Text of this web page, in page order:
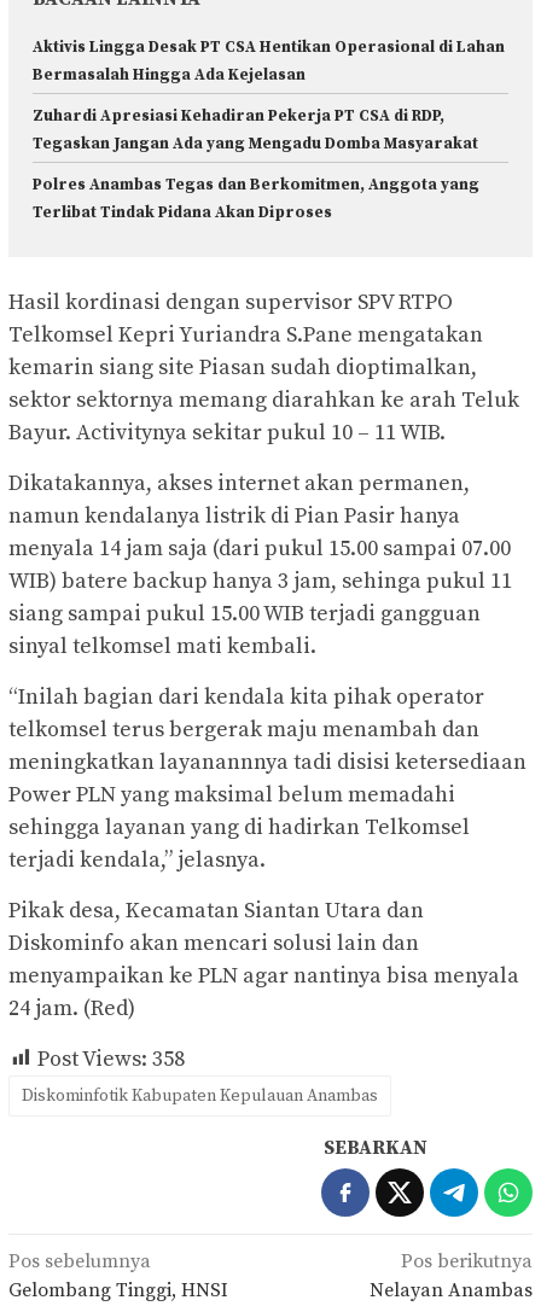
Aktivis Lingga Desak PT CSA Hentikan Operasional di Lahan
Bermasalah Hingga Ada Kejelasan
Zuhardi Apresiasi Kehadiran Pekerja PT CSA di RDP,
Tegaskan Jangan Ada yang Mengadu Domba Masyarakat
Polres Anambas Tegas dan Berkomitmen, Anggota yang
Terlibat Tindak Pidana Akan Diproses
Hasil kordinasi dengan supervisor SPV RTPO
Telkomsel Kepri Yuriandra S.Pane mengatakan
kemarin siang site Piasan sudah dioptimalkan,
sektor sektornya memang diarahkan ke arah Teluk
Bayur. Activitynya sekitar pukul 10 – 11 WIB.
Dikatakannya, akses internet akan permanen,
namun kendalanya listrik di Pian Pasir hanya
menyala 14 jam saja (dari pukul 15.00 sampai 07.00
WIB) batere backup hanya 3 jam, sehinga pukul 11
siang sampai pukul 15.00 WIB terjadi gangguan
sinyal telkomsel mati kembali.
“Inilah bagian dari kendala kita pihak operator
telkomsel terus bergerak maju menambah dan
meningkatkan layanannnya tadi disisi ketersediaan
Power PLN yang maksimal belum memadahi
sehingga layanan yang di hadirkan Telkomsel
terjadi kendala,” jelasnya.
Pikak desa, Kecamatan Siantan Utara dan
Diskominfo akan mencari solusi lain dan
menyampaikan ke PLN agar nantinya bisa menyala
24 jam. (Red)
Post Views: 358
Diskominfotik Kabupaten Kepulauan Anambas
SEBARKAN
Navigasi
pos
Pos sebelumnya
Gelombang Tinggi, HNSI
Pos berikutnya
Nelayan Anambas